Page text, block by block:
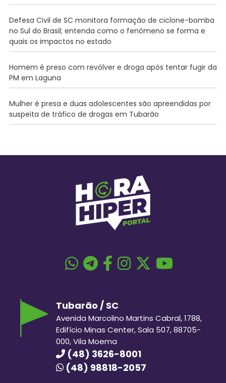
Defesa Civil de SC monitora formação de ciclone-bomba
no Sul do Brasil; entenda como o fenômeno se forma e
quais os impactos no estado
Homem é preso com revólver e droga após tentar fugir da
PM em Laguna
Mulher é presa e duas adolescentes são apreendidas por
suspeita de tráfico de drogas em Tubarão
Tubarão / SC
Avenida Marcolino Martins Cabral, 1788,
Edifício Minas Center, Sala 507, 88705-
000, Vila Moema
(48) 3626-8001
(48) 98818-2057